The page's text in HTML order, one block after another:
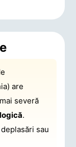
are
severă
.
sau